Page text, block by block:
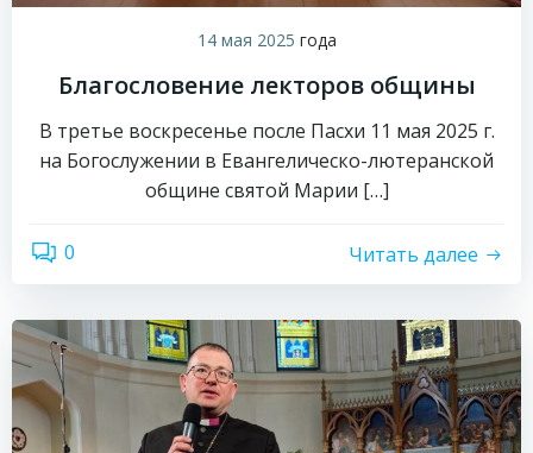
14 мая 2025 года
Благословение лекторов общины
В третье воскресенье после Пасхи 11 мая 2025 г.
на Богослужении в Евангелическо-лютеранской
общине святой Марии […]
0 Читать далее